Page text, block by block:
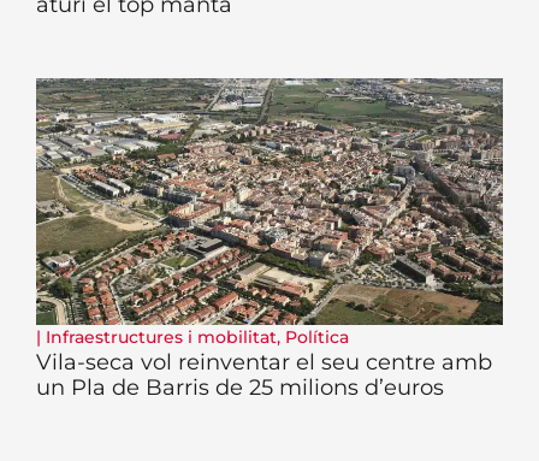
| Infraestructures i mobilitat, Política
Vila-seca vol reinventar el seu centre amb
un Pla de Barris de 25 milions d’euros